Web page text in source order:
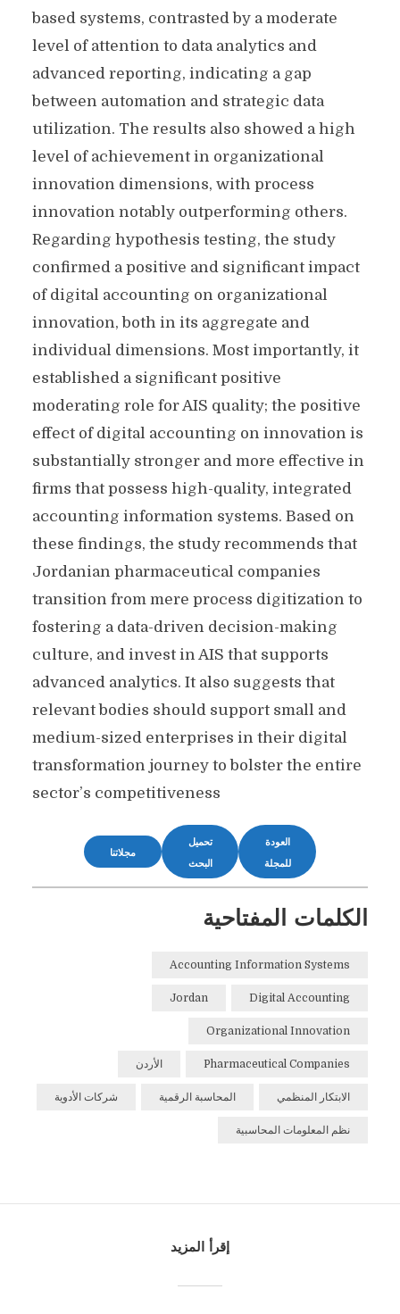
based systems, contrasted by a moderate
level of attention to data analytics and
advanced reporting, indicating a gap
between automation and strategic data
utilization. The results also showed a high
level of achievement in organizational
innovation dimensions, with process
innovation notably outperforming others.
Regarding hypothesis testing, the study
confirmed a positive and significant impact
of digital accounting on organizational
innovation, both in its aggregate and
individual dimensions. Most importantly, it
established a significant positive
moderating role for AIS quality; the positive
effect of digital accounting on innovation is
substantially stronger and more effective in
firms that possess high-quality, integrated
accounting information systems. Based on
these findings, the study recommends that
Jordanian pharmaceutical companies
transition from mere process digitization to
fostering a data-driven decision-making
culture, and invest in AIS that supports
advanced analytics. It also suggests that
relevant bodies should support small and
medium-sized enterprises in their digital
transformation journey to bolster the entire
sector’s competitiveness
العودة
للمجلة
تحميل
البحث
مجلاتنا
الكلمات المفتاحية
Accounting Information Systems
Digital Accounting
Jordan
Organizational Innovation
Pharmaceutical Companies الأردن
الابتكار المنظمي المحاسبة الرقمية شركات الأدوية
نظم المعلومات المحاسبية
إقرأ المزيد